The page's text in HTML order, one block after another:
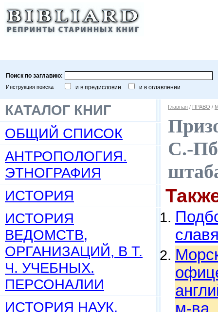
Поиск по заглавию:
Инструкция поиска и в предисловии и в оглавлении
КАТАЛОГ КНИГ
ОБЩИЙ СПИСОК
АНТРОПОЛОГИЯ.
ЭТНОГРАФИЯ
ИСТОРИЯ
ИСТОРИЯ
ВЕДОМСТВ,
ОРГАНИЗАЦИЙ, В Т.
Ч. УЧЕБНЫХ.
ПЕРСОНАЛИИ
ИСТОРИЯ НАУК,
Главная / ПРАВО /
С.-